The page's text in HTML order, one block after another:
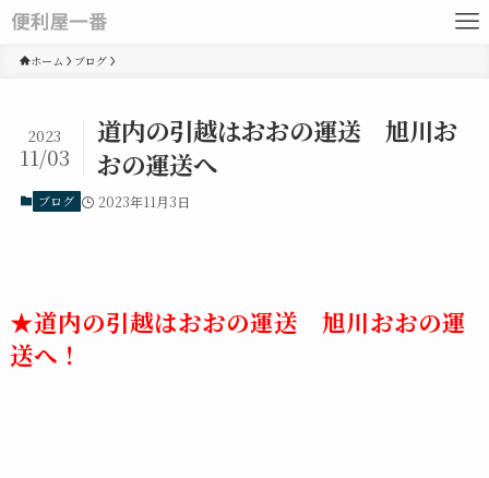
ホーム ブログ
道内の引越はおおの運送 旭川お
おの運送へ
2023
11/03
ブログ 2023年11月3日
★道内の引越はおおの運送 旭川おおの運
送へ！